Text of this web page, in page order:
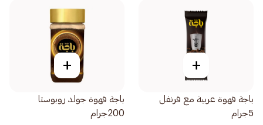
+
باجة قهوة عربية مع قرنفل
5جرام
+
باجة قهوة جولد روبوستا
200جرام